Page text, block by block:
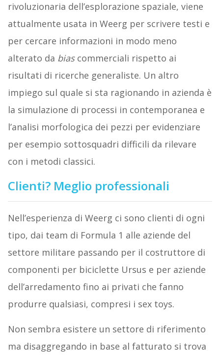
rivoluzionaria dell’esplorazione spaziale, viene
attualmente usata in Weerg per scrivere testi e
per cercare informazioni in modo meno
alterato da biascommerciali rispetto ai
risultati di ricerche generaliste. Un altro
impiego sul quale si sta ragionando in azienda è
la simulazione di processi in contemporanea e
l’analisi morfologica dei pezzi per evidenziare
per esempio sottosquadri difficili da rilevare
con i metodi classici.
Clienti? Meglio professionali
Nell’esperienza di Weerg ci sono clienti di ogni
tipo, dai team di Formula 1 alle aziende del
settore militare passando per il costruttore di
componenti per biciclette Ursus e per aziende
dell’arredamento fino ai privati che fanno
produrre qualsiasi, compresi i sex toys.
Non sembra esistere un settore di riferimento
ma disaggregando in base al fatturato si trova